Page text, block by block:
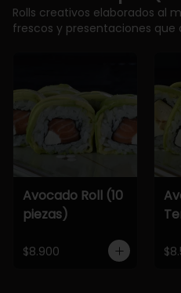
Rolls creativos elaborados al
frescos y presentaciones que
Avocado Roll (10
piezas)
$8.900